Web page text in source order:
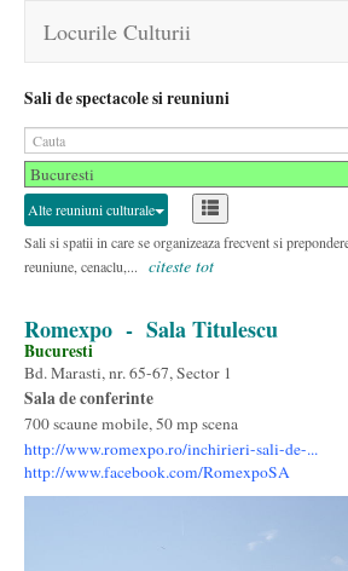
Locurile Culturii
Sali de spectacole si reuniuni
Alte reuniuni culturale
Sali si spatii in care se organizeaza frecvent si
reuniune, cenaclu,...
citeste tot
Romexpo - Sala Titulescu
Bucuresti
Bd. Marasti, nr. 65-67, Sector 1
Sala de conferinte
700 scaune mobile, 50 mp scena
http://www.romexpo.ro/inchirieri-sali-de-...
http://www.facebook.com/RomexpoSA